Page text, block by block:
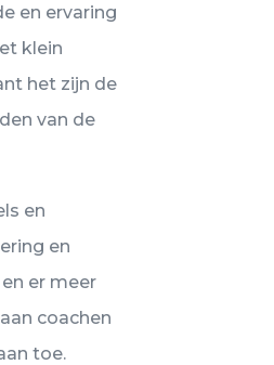
en ervaring
klein
het zijn de
van de
en
en
er meer
coachen
toe.